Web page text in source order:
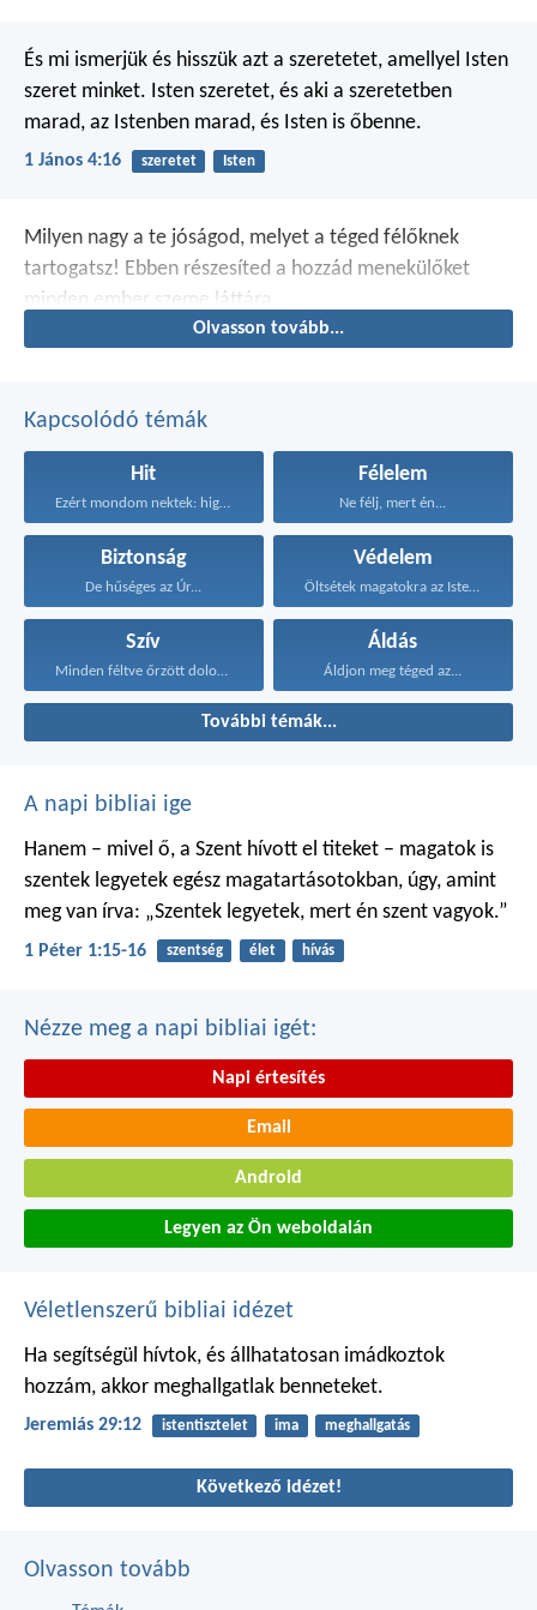
És mi ismerjük és hisszük azt a szeretetet, amellyel Isten
szeret minket. Isten szeretet, és aki a szeretetben
marad, az Istenben marad, és Isten is őbenne.
1 János 4:16 szeretet Isten
Milyen nagy a te jóságod, melyet a téged félőknek
tartogatsz! Ebben részesíted a hozzád menekülőket
minden ember szeme láttára.
Olvasson tovább...
Kapcsolódó témák
Hit
Ezért mondom nektek: higgyétek...
Félelem
Ne félj, mert én...
Biztonság
De hűséges az Úr...
Védelem
Öltsétek magatokra az Isten...
Szív
Minden féltve őrzött dolognál...
Áldás
Áldjon meg téged az...
További témák...
A napi bibliai ige
Hanem – mivel ő, a Szent hívott el titeket – magatok is
szentek legyetek egész magatartásotokban, úgy, amint
meg van írva: „Szentek legyetek, mert én szent vagyok.”
1 Péter 1:15-16 szentség élet hívás
Nézze meg a napi bibliai igét:
Napi értesítés
Email
Android
Legyen az Ön weboldalán
Véletlenszerű bibliai idézet
Ha segítségül hívtok, és állhatatosan imádkoztok
hozzám, akkor meghallgatlak benneteket.
Jeremiás 29:12 istentisztelet ima meghallgatás
Következő idézet!
Olvasson tovább